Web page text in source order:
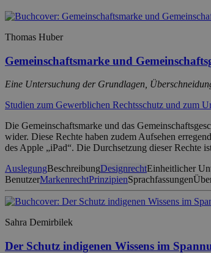
Thomas Huber
Gemeinschaftsmarke und
Eine Untersuchung der Grundlagen,
Studien zum Gewerblichen Rechtsschutz und zum
Die Gemeinschaftsmarke und das
wider. Diese Rechte haben zudem Aufsehen
des Apple „iPad“. Die Durchsetzung dieser Rechte
AuslegungBeschreibungDesignrechtEinheitlicher
BenutzerMarkenrechtPrinzipienSprachfassungen
Sahra Demirbilek
Der Schutz indigenen Wissens im